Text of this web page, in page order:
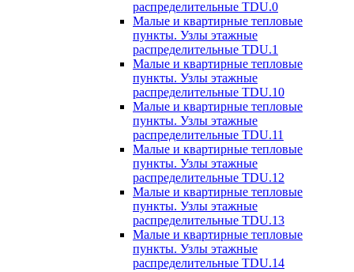
распределительные TDU.0
Малые и квартирные тепловые
пункты. Узлы этажные
распределительные TDU.1
Малые и квартирные тепловые
пункты. Узлы этажные
распределительные TDU.10
Малые и квартирные тепловые
пункты. Узлы этажные
распределительные TDU.11
Малые и квартирные тепловые
пункты. Узлы этажные
распределительные TDU.12
Малые и квартирные тепловые
пункты. Узлы этажные
распределительные TDU.13
Малые и квартирные тепловые
пункты. Узлы этажные
распределительные TDU.14